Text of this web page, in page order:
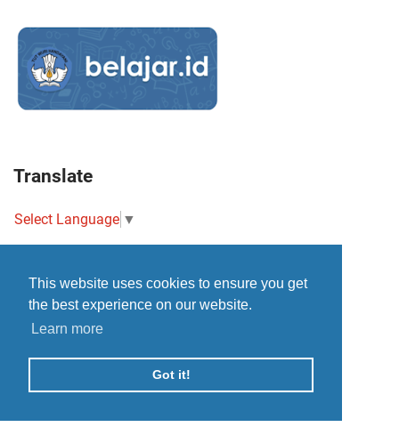
This website uses cookies to ensure you get
the best experience on our website.
Learn more
Got it!
Translate
Select Language ▼